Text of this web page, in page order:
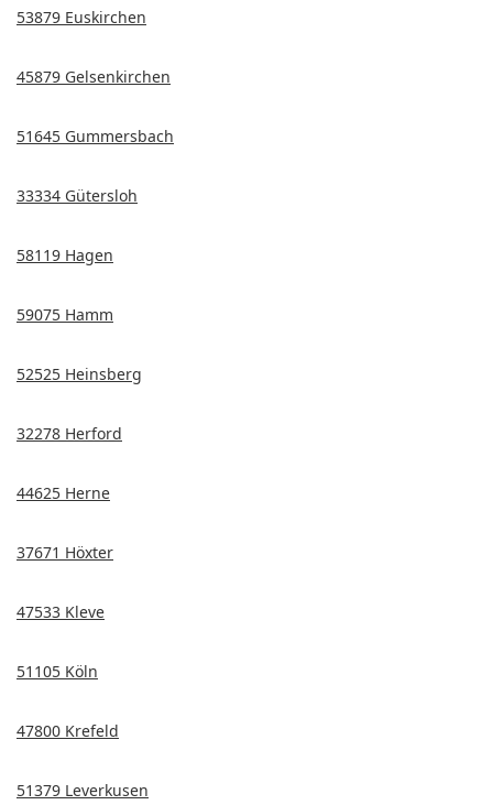
53879 Euskirchen
45879 Gelsenkirchen
51645 Gummersbach
33334 Gütersloh
58119 Hagen
59075 Hamm
52525 Heinsberg
32278 Herford
44625 Herne
37671 Höxter
47533 Kleve
51105 Köln
47800 Krefeld
51379 Leverkusen